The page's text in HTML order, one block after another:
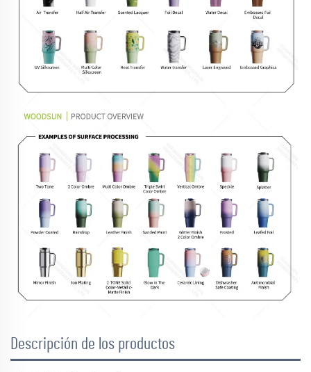
Descripción de los productos